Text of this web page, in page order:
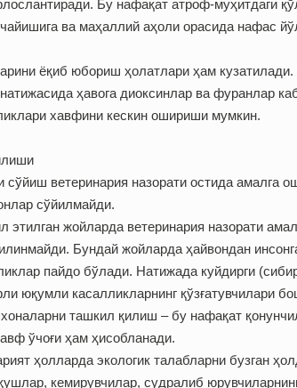
Бу нафақат атроф-муҳитдаги
ва маҳаллий аҳоли орасида нафас
ёқиб юбориш ҳолатлари ҳам
ҳавога диоксинлар ва фуранлар
хавфини кескин ошириши мумкин.
ветеринария назорати остида амалга
сўйилмайди.
этилган жойларда ветеринария назорати
Бундай жойларда ҳайвондан
пайдо бўлади. Натижада куйдирги
юқумли касалликларнинг қўзғатувчилари
ташкил қилиш – бу нафақат
ўчоғи ҳам ҳисобланади.
ҳолларда экологик талабларни бузган
кемирувчилар, судралиб